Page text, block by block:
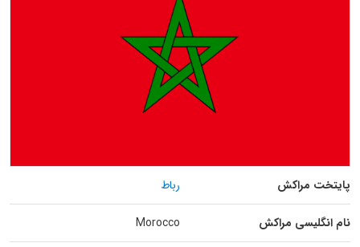
پایتخت مراکش رباط
نام انگلیسی مراکش Morocco